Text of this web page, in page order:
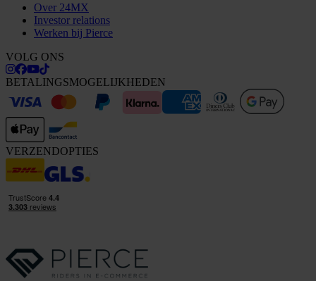
Over 24MX
Investor relations
Werken bij Pierce
VOLG ONS
BETALINGSMOGELIJKHEDEN
VERZENDOPTIES